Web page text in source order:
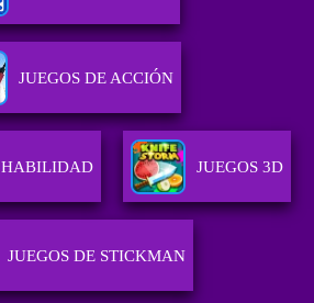
JUEGOS DE ACCIÓN
HABILIDAD JUEGOS 3D
JUEGOS DE STICKMAN